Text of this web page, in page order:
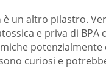
è un altro pilastro.
e priva di BPA
potenzialmente
curiosi e